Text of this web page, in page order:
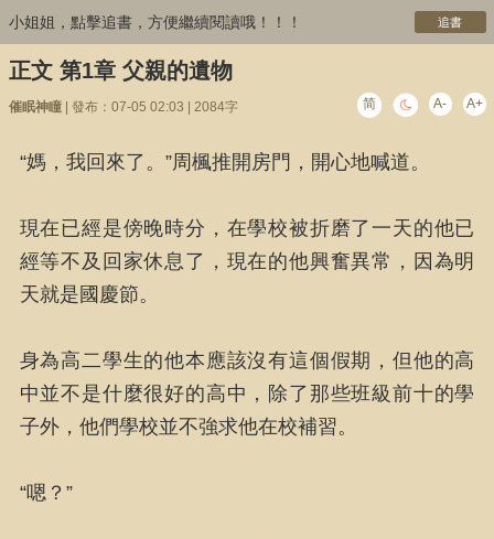
小姐姐，點擊追書，方便繼續閱讀哦！！！ 追書
正文 第1章 父親的遺物
催眠神瞳| 發布：07-05 02:03 | 2084字 简 A- A+
“媽，我回來了。”周楓推開房門，開心地喊道。
現在已經是傍晚時分，在學校被折磨了一天的他已
經等不及回家休息了，現在的他興奮異常，因為明
天就是國慶節。
身為高二學生的他本應該沒有這個假期，但他的高
中並不是什麼很好的高中，除了那些班級前十的學
子外，他們學校並不強求他在校補習。
“嗯？”